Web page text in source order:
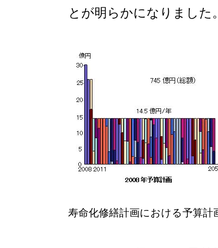
とが明らかになりました
寿命化修繕計画における予算計